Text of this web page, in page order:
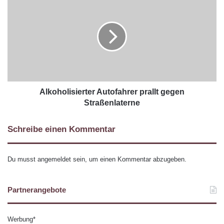
Alkoholisierter Autofahrer prallt gegen
Straßenlaterne
Schreibe einen Kommentar
Du musst angemeldet sein, um einen Kommentar abzugeben.
Partnerangebote
Werbung*